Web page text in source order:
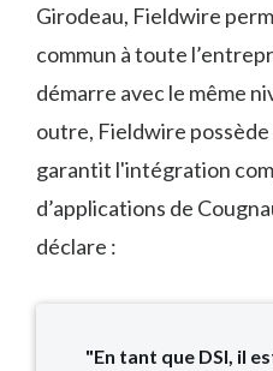
Girodeau, Fieldwire
commun à toute
démarre avec le même
outre, Fieldwire
garantit l'intégration
d’applications de
déclare :
"En tant que DSI, il